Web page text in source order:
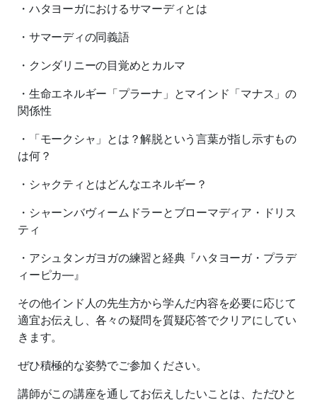
・ハタヨーガにおけるサマーディとは
・サマーディの同義語
・クンダリニーの目覚めとカルマ
・生命エネルギー「プラーナ」とマインド「マナス」の
関係性
・「モークシャ」とは？解脱という言葉が指し示すもの
は何？
・シャクティとはどんなエネルギー？
・シャーンバヴィームドラーとブローマディア・ドリス
ティ
・アシュタンガヨガの練習と経典『ハタヨーガ・プラデ
ィーピカ―』
その他インド人の先生方から学んだ内容を必要に応じて
適宜お伝えし、各々の疑問を質疑応答でクリアにしてい
きます。
ぜひ積極的な姿勢でご参加ください。
講師がこの講座を通してお伝えしたいことは、ただひと